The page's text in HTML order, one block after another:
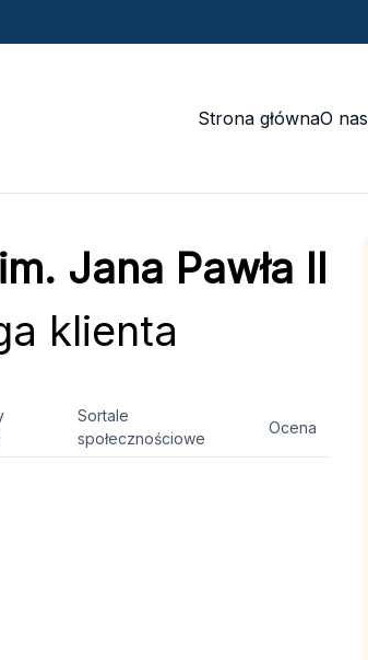
Strona głównaO nas
Jana Pawła II
klienta
Sortale
społecznościowe
Ocena